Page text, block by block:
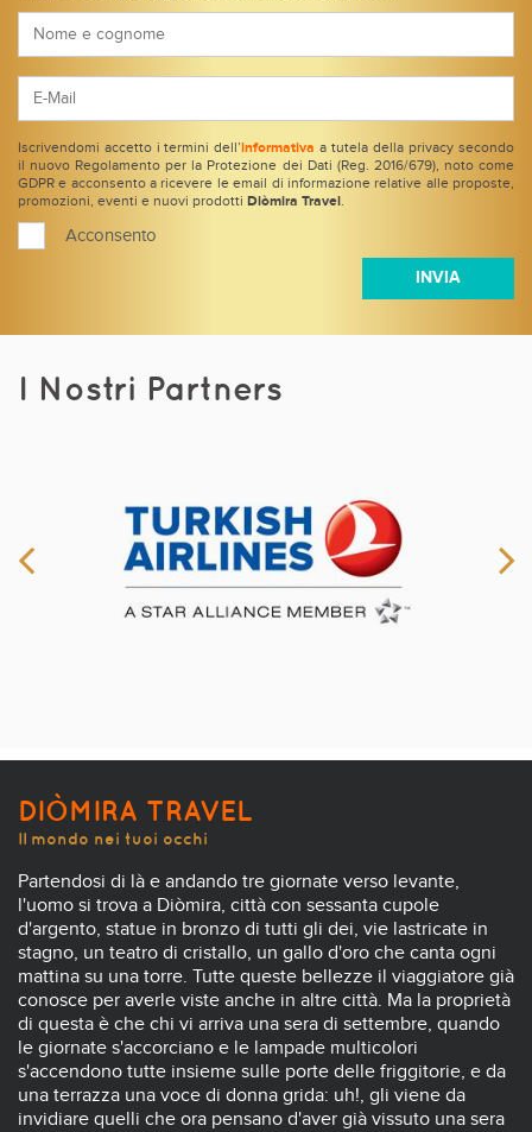
Iscrivendomi accetto i termini dell’ informativa a tutela della privacy secondo
il nuovo Regolamento per la Protezione dei Dati (Reg. 2016/679), noto come
GDPR e acconsento a ricevere le email di informazione relative alle proposte,
promozioni, eventi e nuovi prodotti Diòmira Travel .
Acconsento
I Nostri Partners
DIÒMIRA TRAVEL
Il mondo nei tuoi occhi
Partendosi di là e andando tre giornate verso levante,
l'uomo si trova a Diòmira, città con sessanta cupole
d'argento, statue in bronzo di tutti gli dei, vie lastricate in
stagno, un teatro di cristallo, un gallo d'oro che canta ogni
mattina su una torre. Tutte queste bellezze il viaggiatore già
conosce per averle viste anche in altre città. Ma la proprietà
di questa è che chi vi arriva una sera di settembre, quando
le giornate s'accorciano e le lampade multicolori
s'accendono tutte insieme sulle porte delle friggitorie, e da
una terrazza una voce di donna grida: uh!, gli viene da
invidiare quelli che ora pensano d'aver già vissuto una sera